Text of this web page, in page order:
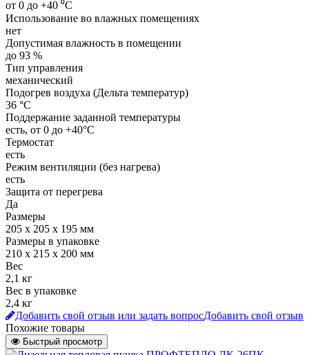
от 0 до +40 ⁰С
Использование во влажных помещениях
нет
Допустимая влажность в помещении
до 93 %
Тип управления
механический
Подогрев воздуха (Дельта температур)
36 °С
Поддержание заданной температуры
есть, от 0 до +40°С
Термостат
есть
Режим вентиляции (без нагрева)
есть
Защита от перегрева
Да
Размеры
205 х 205 х 195 мм
Размеры в упаковке
210 х 215 х 200 мм
Вес
2,1 кг
Вес в упаковке
2,4 кг
Добавить свой отзыв или задать вопросДобавить свой отзыв
Похожие товары
Быстрый просмотр